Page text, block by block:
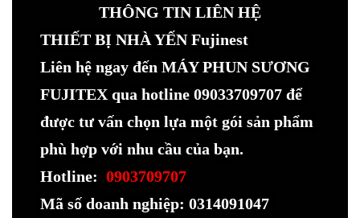
THÔNG TIN LIÊN HỆ
THIẾT BỊ NHÀ YẾN Fujinest
Liên hệ ngay đến MÁY PHUN SƯƠNG
FUJITEX qua hotline 09033709707 để
được tư vấn chọn lựa một gói sản phẩm
phù hợp với nhu cầu của bạn.
Hotline: 0903709707
Mã số doanh nghiệp: 0314091047